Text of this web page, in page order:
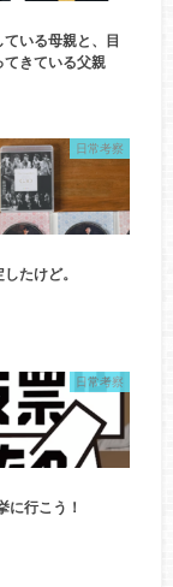
いる母親と、目
きている父親
日常考察
たけど。
日常考察
に行こう！